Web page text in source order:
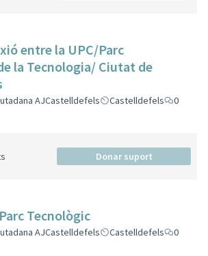
entre la UPC/Parc
la Tecnologia/ Ciutat de
AJCastelldefels Castelldefels
0
Donar suport
Tecnològic
AJCastelldefels Castelldefels
0